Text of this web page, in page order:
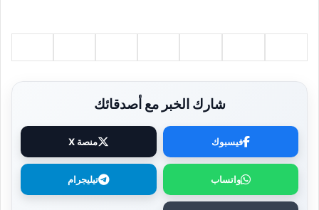
شارك الخبر مع أصدقائك
فيسبوك منصة X
واتساب تيليجرام